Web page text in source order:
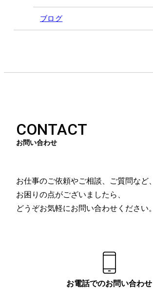
ブログ
CONTACT
お問い合わせ
お仕事のご依頼やご相談、ご質問など、
お困りの点がございましたら、
どうぞお気軽にお問い合わせください。
お電話でのお問い合わせ